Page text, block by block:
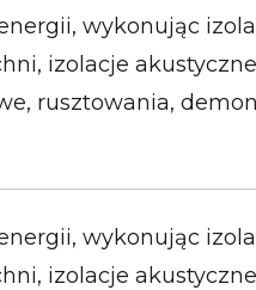
wykonując
izolacje
rusztowania,
wykonując
izolacje